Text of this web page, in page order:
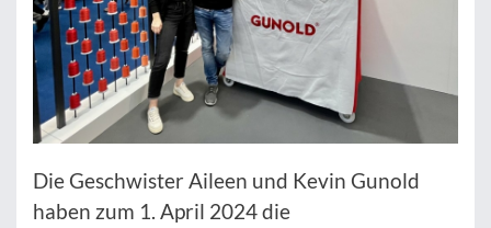
Die Geschwister Aileen und Kevin Gunold
haben zum 1. April 2024 die